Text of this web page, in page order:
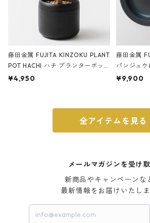
藤田金属 FUJITA KINZOKU PLANT
POT HACHI ハチ プランターポッ
ト 3号 ブラック
¥4,950
藤田金属
パンジュウ
m ガス火
¥9,900
全アイテムを見る
メールマガジンを受け
新商品やキャンペーンな
最新情報をお届けいたしま